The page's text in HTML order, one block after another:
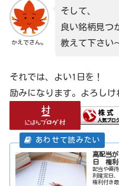
かえでさん。
そして、
良い銘柄見つ
教えて下さい
それでは、よい1日を！
励みになります。よろしけ
高配当
日 権利
配当や優
利確定日
権利付き